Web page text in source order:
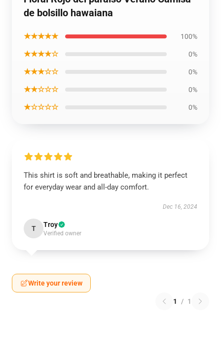
de bolsillo hawaiana
★★★★★ 100%
★★★★☆ 0%
★★★☆☆ 0%
★★☆☆☆ 0%
★☆☆☆☆ 0%
This shirt is soft and breathable, making it perfect
for everyday wear and all-day comfort.
Dec 16, 2024
T Troy
Verified owner
Write your review
1 / 1